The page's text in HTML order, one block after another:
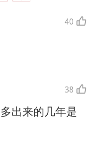
40
38
出来的几年是